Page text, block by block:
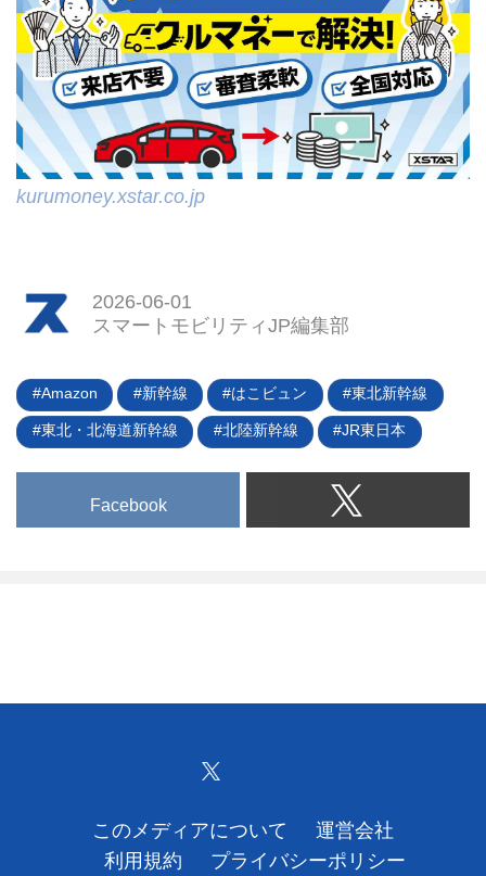
kurumoney.xstar.co.jp
2026-06-01
スマートモビリティJP編集部
Amazon 新幹線 はこビュン 東北新幹線
東北・北海道新幹線 北陸新幹線 JR東日本
Facebook
このメディアについて
運営会社
利用規約
プライバシーポリシー